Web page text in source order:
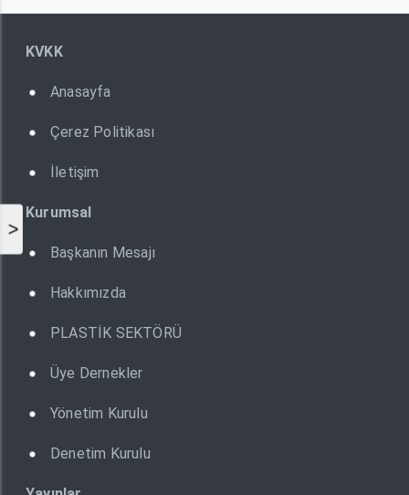
>
KVKK
Anasayfa
Çerez Politikası
İletişim
Kurumsal
Başkanın Mesajı
Hakkımızda
PLASTİK SEKTÖRÜ
Üye Dernekler
Yönetim Kurulu
Denetim Kurulu